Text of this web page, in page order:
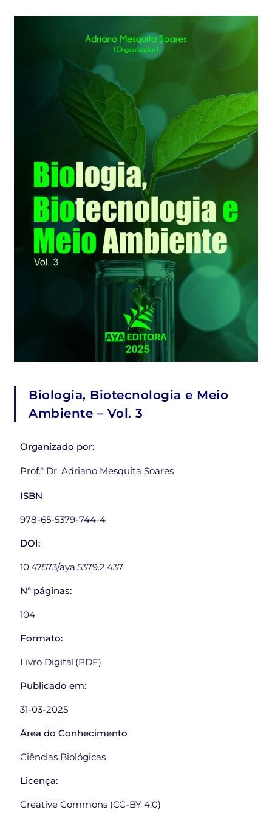
Biologia, Biotecnologia e Meio
Ambiente – Vol. 3
Organizado por:
Prof.° Dr. Adriano Mesquita Soares
ISBN
978-65-5379-744-4
DOI:
10.47573/aya.5379.2.437
N° páginas:
104
Formato:
Livro Digital (PDF)
Publicado em:
31-03-2025
Área do Conhecimento
Ciências Biológicas
Licença:
Creative Commons (CC-BY 4.0)